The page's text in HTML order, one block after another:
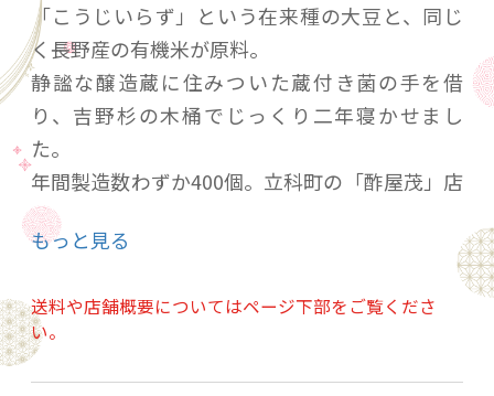
「こうじいらず」という在来種の大豆と、同じ
く長野産の有機米が原料。
静謐な醸造蔵に住みついた蔵付き菌の手を借
り、吉野杉の木桶でじっくり二年寝かせまし
た。
年間製造数わずか400個。立科町の「酢屋茂」店
頭でしか入手できない極めつきの逸品です。
昼夜の気温差が大きな夏と寒さの厳しい冬を二
度経て、旨味と滋味に満ちた素晴らしい仕上が
りです。
味噌汁をはじめ、和食、郷土料理にどうぞ。深
みのある味わいと柔らかな香りをご堪能くださ
もっと見る
送料や店舗概要についてはページ下部をご覧くださ
い。